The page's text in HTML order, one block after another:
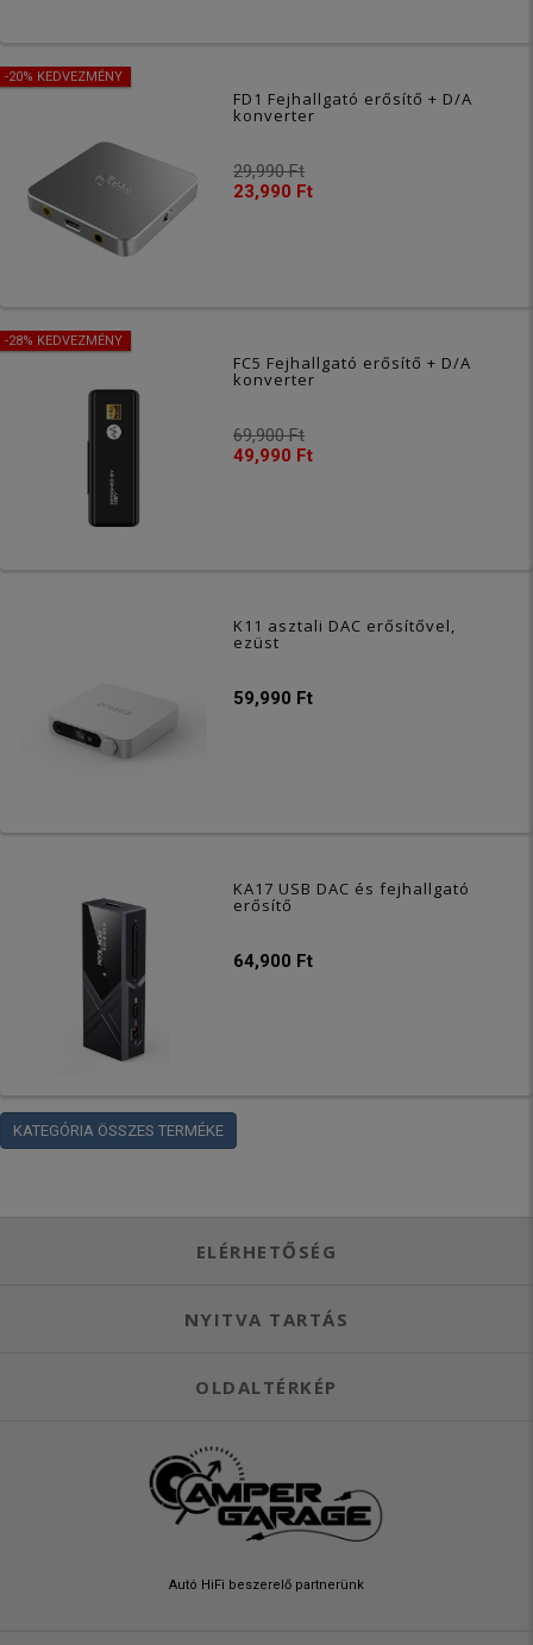
-20% KEDVEZMÉNY
FD1 Fejhallgató erősítő + D/A
konverter
29,990 Ft
23,990 Ft
-28% KEDVEZMÉNY
FC5 Fejhallgató erősítő + D/A
konverter
69,900 Ft
49,990 Ft
K11 asztali DAC erősítővel,
ezüst
59,990 Ft
KA17 USB DAC és fejhallgató
erősítő
64,900 Ft
KATEGÓRIA ÖSSZES TERMÉKE
ELÉRHETŐSÉG
NYITVA TARTÁS
OLDALTÉRKÉP
Autó HiFi beszerelő partnerünk